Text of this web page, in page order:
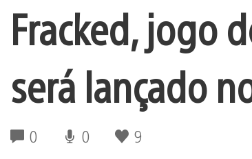
Fracked, jogo
será lançado
0 0 9